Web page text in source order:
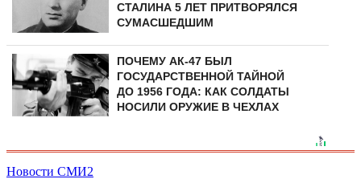
СТАЛИНА 5 ЛЕТ ПРИТВОРЯЛСЯ
СУМАСШЕДШИМ
ПОЧЕМУ АК-47 БЫЛ
ГОСУДАРСТВЕННОЙ ТАЙНОЙ
ДО 1956 ГОДА: КАК СОЛДАТЫ
НОСИЛИ ОРУЖИЕ В ЧЕХЛАХ
Новости СМИ2